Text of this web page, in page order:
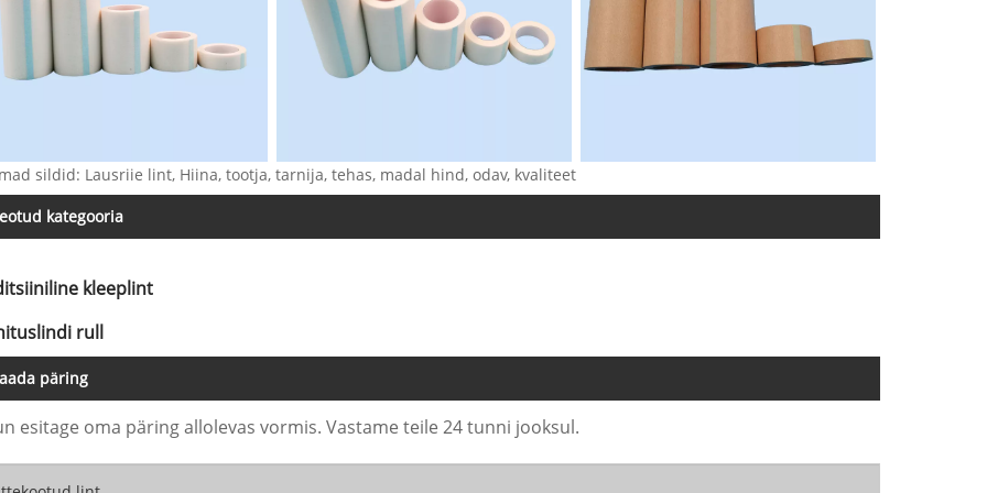
sildid: Lausriie lint, Hiina, tootja, tarnija, tehas, madal hind, odav, kvaliteet
kategooria
kleeplint
rull
päring
esitage oma päring allolevas vormis. Vastame teile 24 tunni jooksul.